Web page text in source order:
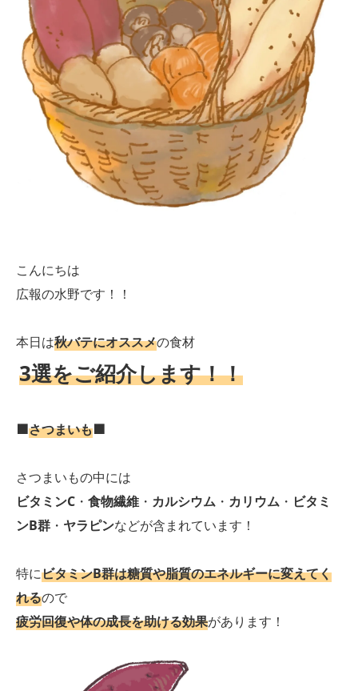
こんにちは
広報の水野です！！
本日は秋バテにオススメの食材
3選をご紹介します！！
🟫さつまいも🟫
さつまいもの中には
ビタミンC ・ 食物繊維 ・ カルシウム ・ カリウム ・ ビタミ
ンB群 ・ ヤラピンなどが含まれています！
特にビタミンB群は糖質や脂質のエネルギーに変えてく
れるので
疲労回復や体の成長を助ける効果があります！